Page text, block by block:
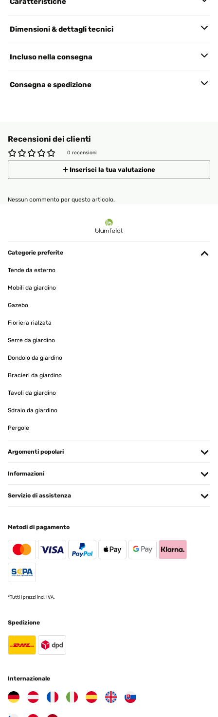
Dimensioni & dettagli tecnici
Incluso nella consegna
Consegna e spedizione
Recensioni dei clienti
0 recensioni
Inserisci la tua valutazione
Nessun commento per questo articolo.
Categorie preferite
Tende da esterno
Mobili da giardino
Gazebo
Fioriera rialzata
Serre da giardino
Dondolo da giardino
Bracieri da giardino
Tavoli da giardino
Sdraio da giardino
Pergole
Argomenti popolari
Informazioni
Servizio di assistenza
Metodi di pagamento
*Tutti i prezzi incl. IVA.
Spedizione
Internazionale